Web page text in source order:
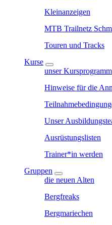
Kleinanzeigen
MTB Trailnetz
Touren und Tracks
Kurse
unser Kursprogramm
Hinweise für die
Unser
Ausrüstungslisten
Trainer*in werden
Gruppen
die neuen Alten
Bergfreaks
Bergmariechen